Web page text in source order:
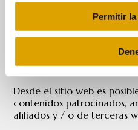
Permitir
navegación, y
usuario. En ningún caso se
recoger información de
información, ver nuestra
ENLACES(LINKS)
Desde el sitio web es
contenidos patrocinados,
afiliados y / o de terceras